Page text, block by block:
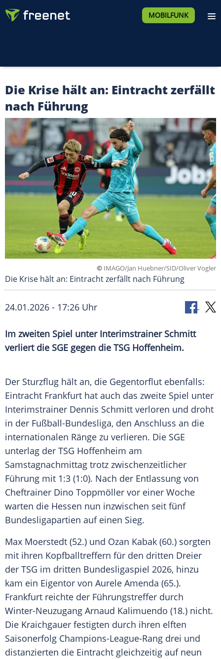
MOBILFUNK
Die Krise hält an: Eintracht zerfällt
nach Führung
© IMAGO/Jan Huebner/SID/Oliver Vogler
Die Krise hält an: Eintracht zerfällt nach Führung
24.01.2026 - 17:26 Uhr
Im zweiten Spiel unter Interimstrainer Schmitt
verliert die SGE gegen die TSG Hoffenheim.
Der Sturzflug hält an, die Gegentorflut ebenfalls:
Eintracht Frankfurt hat auch das zweite Spiel unter
Interimstrainer Dennis Schmitt verloren und droht
in der Fußball-Bundesliga, den Anschluss an die
internationalen Ränge zu verlieren. Die SGE
unterlag der TSG Hoffenheim am
Samstagnachmittag trotz zwischenzeitlicher
Führung mit 1:3 (1:0). Nach der Entlassung von
Cheftrainer Dino Toppmöller vor einer Woche
warten die Hessen nun inzwischen seit fünf
Bundesligapartien auf einen Sieg.
Max Moerstedt (52.) und Ozan Kabak (60.) sorgten
mit ihren Kopfballtreffern für den dritten Dreier
der TSG im dritten Bundesligaspiel 2026, hinzu
kam ein Eigentor von Aurele Amenda (65.).
Frankfurt reichte der Führungstreffer durch
Winter-Neuzugang Arnaud Kalimuendo (18.) nicht.
Die Kraichgauer festigten durch ihren elften
Saisonerfolg Champions-League-Rang drei und
distanzierten die Eintracht gleichzeitig auf neun